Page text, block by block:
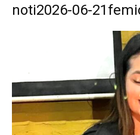
noti2026-06-